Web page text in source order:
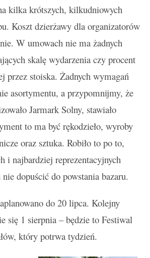
kilka krótszych, kilkudniowych
Koszt dzierżawy dla organizatorów
W umowach nie ma żadnych
skalę wydarzenia czy procent
przez stoiska. Żadnych wymagań
asortymentu, a przypomnijmy, że
Jarmark Solny, stawiało
to ma być rękodzieło, wyroby
oraz sztuka. Robiło to po to,
i najbardziej reprezentacyjnych
dopuścić do powstania bazaru.
do 20 lipca. Kolejny
się 1 sierpnia – będzie to Festiwal
który potrwa tydzień.